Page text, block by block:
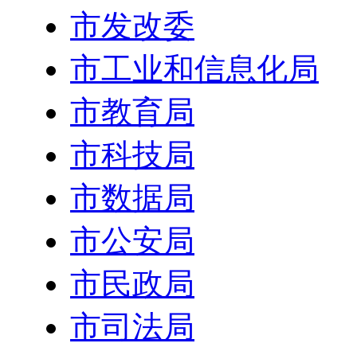
市发改委
市工业和信息化局
市教育局
市科技局
市数据局
市公安局
市民政局
市司法局